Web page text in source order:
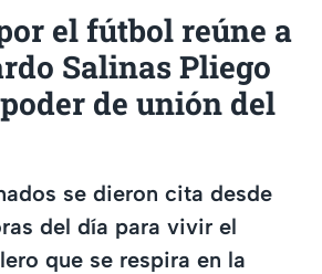
el fútbol reúne a
Salinas Pliego
de unión del
se dieron cita desde
del día para vivir el
que se respira en la